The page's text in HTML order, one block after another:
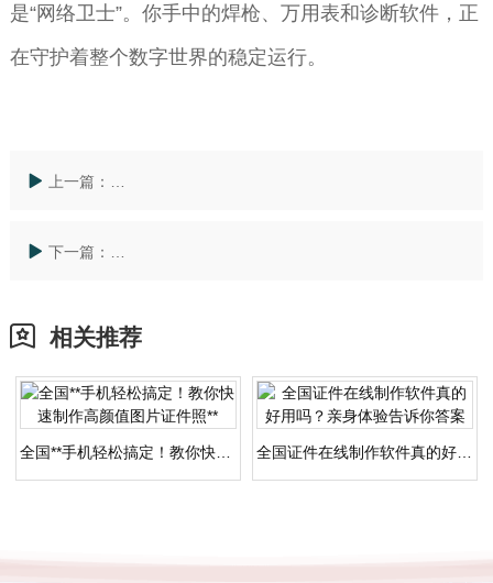
是“网络卫士”。你手中的焊枪、万用表和诊断软件，正
在守护着整个数字世界的稳定运行。
上一篇：
下一篇：
相关推荐
全国**手机轻松搞定！教你快速制作高颜值图片证件照** 全国证件在线制作软件真的好用吗？亲身体验告诉你答案